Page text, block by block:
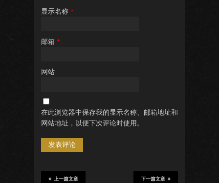
显示名称 *
邮箱 *
网站
在此浏览器中保存我的显示名称、邮箱地址和
网站地址，以便下次评论时使用。
下一篇文章
上一篇文章